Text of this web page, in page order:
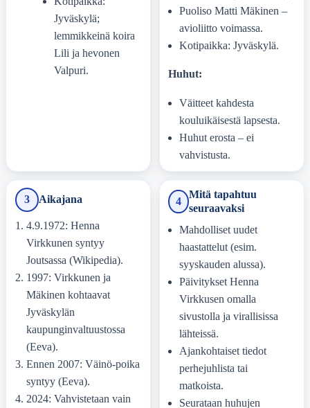
Jyväskylä;
lemmikkeinä koira
Lili ja hevonen
Valpuri.
Puoliso Matti Mäkinen –
avioliitto voimassa.
Kotipaikka: Jyväskylä.
Huhut:
Väitteet kahdesta
kouluikäisestä lapsesta.
Huhut erosta – ei
vahvistusta.
3 Aikajana
4.9.1972: Henna
Virkkunen syntyy
Joutsassa (Wikipedia).
1997: Virkkunen ja
Mäkinen kohtaavat
Jyväskylän
kaupunginvaltuustossa
(Eeva).
Ennen 2007: Väinö-poika
syntyy (Eeva).
2024: Vahvistetaan vain
4
Mitä tapahtuu
seuraavaksi
Mahdolliset uudet
haastattelut (esim.
syyskauden alussa).
Päivitykset Henna
Virkkusen omalla
sivustolla ja virallisissa
lähteissä.
Ajankohtaiset tiedot
perhejuhlista tai
matkoista.
Seurataan huhujen